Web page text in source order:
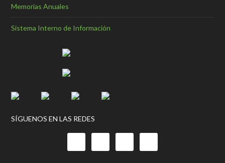
Memorias Anuales
Sistema Interno de Información
SÍGUENOS EN LAS REDES